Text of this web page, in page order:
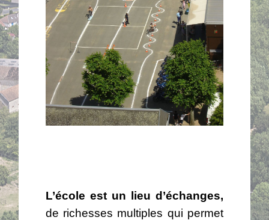
L’école est un lieu d’échanges,
de richesses multiples qui permet